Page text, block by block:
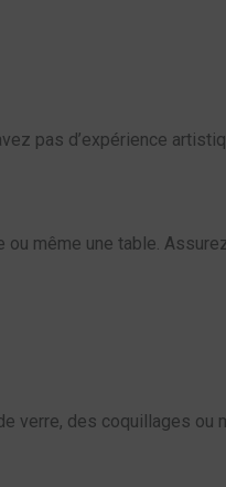
pas d’expérience
ou même une table.
verre, des coquillages ou